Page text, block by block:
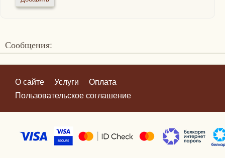
Сообщения:
О сайте Услуги
Оплата
Пользовательское соглашение